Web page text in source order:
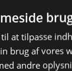
Arkitektskolen
ny
16. november, og
netop åbnet
at tilpasse
brug af vores
andre